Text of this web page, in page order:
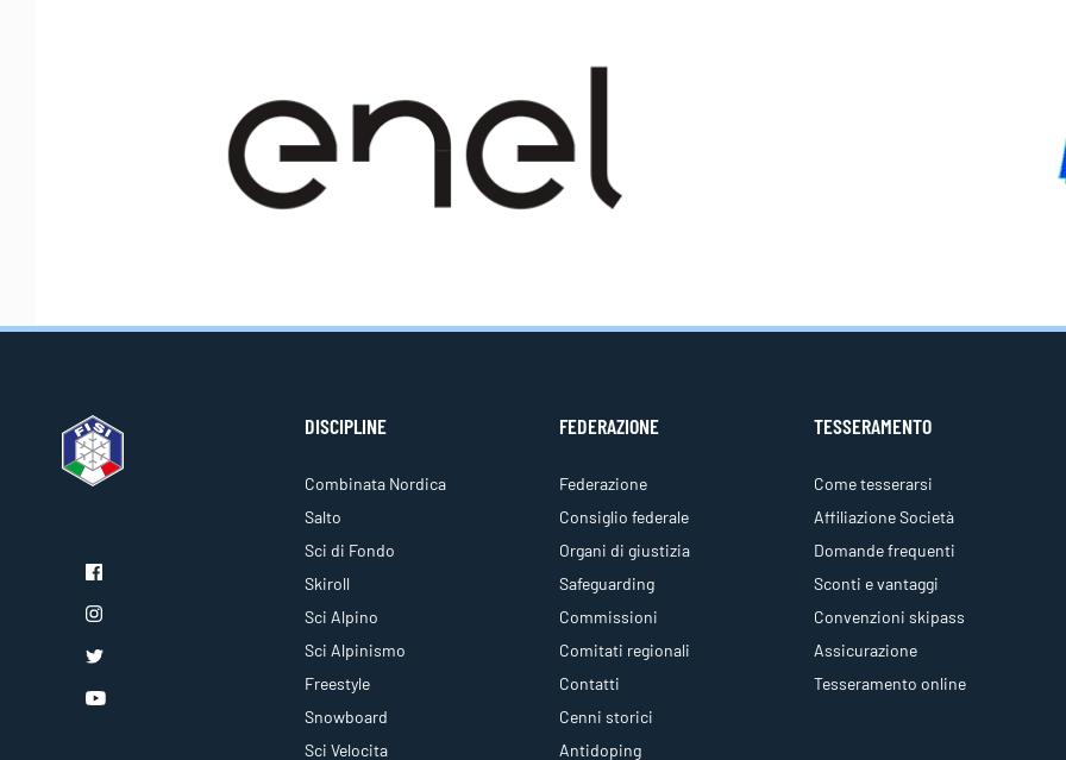
DISCIPLINE
Combinata Nordica
Salto
Sci di Fondo
Skiroll
Sci Alpino
Sci Alpinismo
Freestyle
Snowboard
Sci Velocita
FEDERAZIONE
Federazione
Consiglio federale
Organi di giustizia
Safeguarding
Commissioni
Comitati regionali
Contatti
Cenni storici
Antidoping
TESSERAMENTO
Come tesserarsi
Affiliazione Società
Domande frequenti
Sconti e vantaggi
Convenzioni skipass
Assicurazione
Tesseramento online